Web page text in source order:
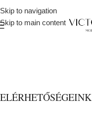
Skip to navigation
Skip to main content
ELÉRHETŐSÉGEINK